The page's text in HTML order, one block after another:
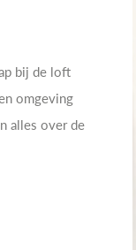
bij de loft
omgeving
alles over de